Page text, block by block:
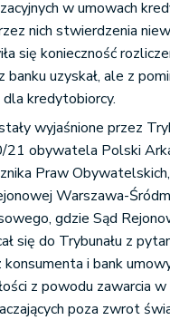
w umowach
nich stwierdzenia
się konieczność
banku uzyskał, ale z
kredytobiorcy.
wyjaśnione przez
obywatela Polski
Praw
Warszawa-
gdzie Sąd
się do Trybunału z
i bank
z powodu zawarcia
poza zwrot